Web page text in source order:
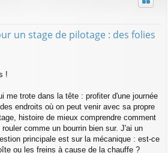
un stage de pilotage : des folies
!
me trote dans la tête : profiter d'une journée
endroits où on peut venir avec sa propre
histoire de mieux comprendre comment
comme un bourrin bien sur. J'ai un
principale est sur la mécanique : est-ce
ou les freins à cause de la chauffe ?